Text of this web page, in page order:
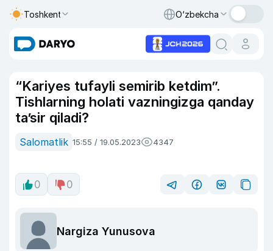
Toshkent O‘zbekcha
“Kariyes tufayli semirib ketdim”.
Tishlarning holati vazningizga qanday
ta’sir qiladi?
Salomatlik 15:55 / 19.05.2023 4347
0 0
Nargiza Yunusova